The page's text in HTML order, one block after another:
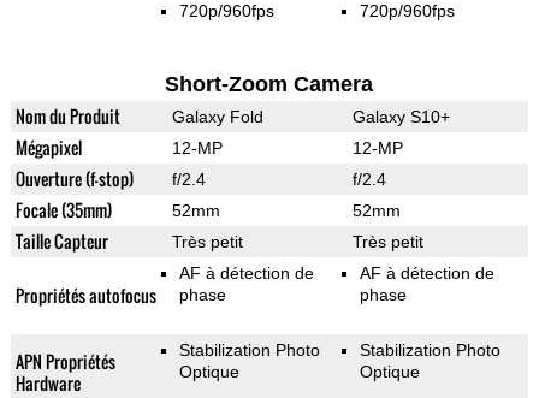
720p/960fps 720p/960fps
Short-Zoom Camera
Nom du Produit Galaxy Fold Galaxy S10+
Mégapixel 12-MP 12-MP
Ouverture (f-stop) f/2.4 f/2.4
Focale (35mm) 52mm 52mm
Taille Capteur Très petit Très petit
Propriétés autofocus
AF à détection de
phase
AF à détection de
phase
APN Propriétés
Hardware
Stabilization Photo
Optique
Stabilization Photo
Optique